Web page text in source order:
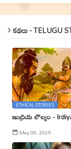
కథలు - TELUGU
ETHICAL STORIES
ఇంద్రియ లౌల్యం -
May 09, 2025